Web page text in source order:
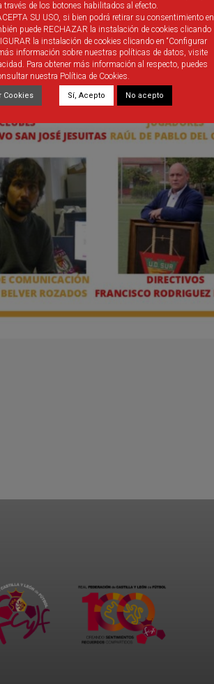
través de los botones habilitados al efecto.
SU USO, si bien podrá retirar su consentimiento en
puede RECHAZAR la instalación de cookies clicando
la instalación de cookies clicando en “Configurar
más información sobre nuestras políticas de datos, visite
Para obtener más información al respecto, puedes
nuestra Política de Cookies.
Cookies Sí, Acepto No acepto